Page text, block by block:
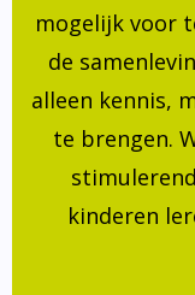
mogelijk voor
de
alleen kennis,
te brengen.
kinderen